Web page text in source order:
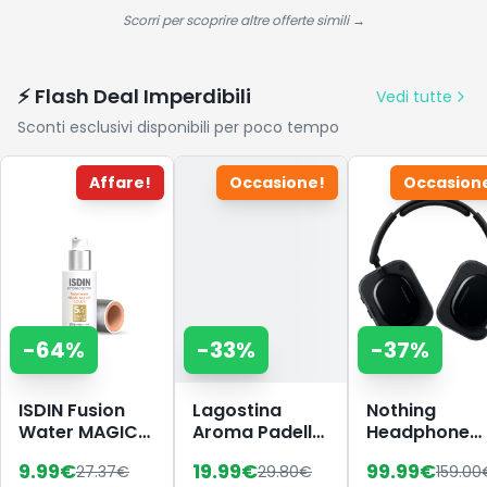
Viaggio
2 Spazzolini
Scorri per scoprire altre offerte simili →
⚡ Flash Deal Imperdibili
Vedi tutte
Sconti esclusivi disponibili per poco tempo
Affare!
-64%
ISDIN Fusion
Water MAGIC
SPF 50 (50 ml)
9.99€27.37€
Occasione!
-33%
Lagostina
Aroma Padella
in Alluminio
19.99€29.80€
-37%
Nothing
Headphone
Wireless
99.99€159.00